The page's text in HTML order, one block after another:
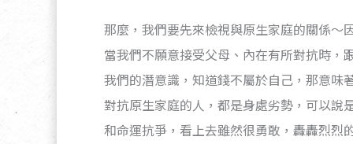
那麼，我們要先來檢視與原生家庭的關係～
當我們不願意接受父母、內在有所對抗時
我們的潛意識，知道錢不屬於自己，那意味
對抗原生家庭的人，都是身處劣勢，可以說
和命運抗爭，看上去雖然很勇敢，轟轟烈